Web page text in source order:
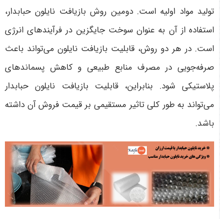
تولید مواد اولیه است. دومین روش بازیافت نایلون حبابدار،
استفاده از آن به عنوان سوخت جایگزین در فرآیندهای انرژی
است. در هر دو روش، قابلیت بازیافت نایلون می‌تواند باعث
صرفه‌جویی در مصرف منابع طبیعی و کاهش پسماندهای
پلاستیکی شود. بنابراین، قابلیت بازیافت نایلون حبابدار
می‌تواند به طور کلی تاثیر مستقیمی بر قیمت فروش آن داشته
باشد.